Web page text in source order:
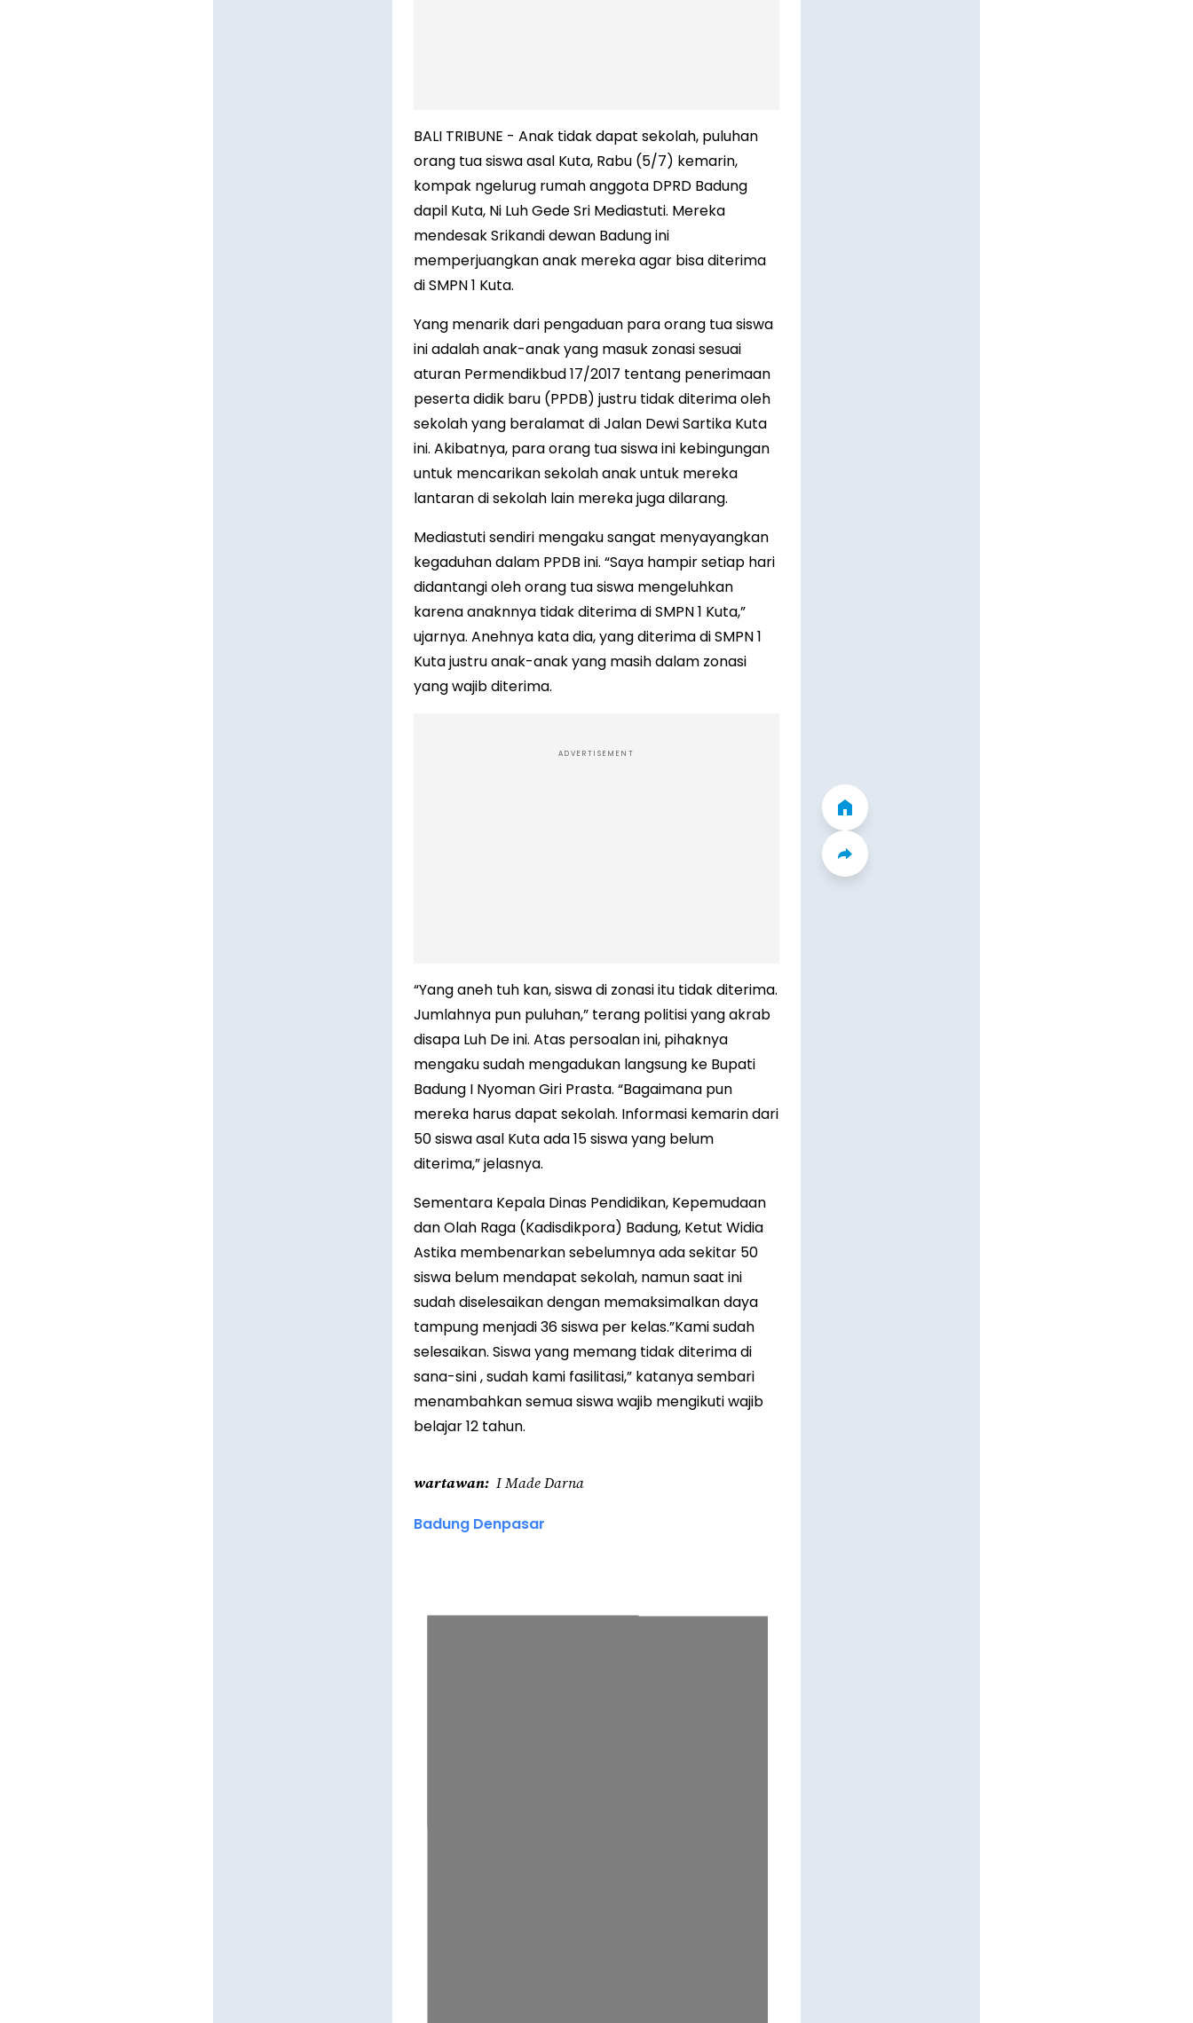
BALI TRIBUNE - Anak tidak dapat sekolah, puluhan
orang tua siswa asal Kuta, Rabu (5/7) kemarin,
kompak ngelurug rumah anggota DPRD Badung
dapil Kuta, Ni Luh Gede Sri Mediastuti. Mereka
mendesak Srikandi dewan Badung ini
memperjuangkan anak mereka agar bisa diterima
di SMPN 1 Kuta.
Yang menarik dari pengaduan para orang tua siswa
ini adalah anak-anak yang masuk zonasi sesuai
aturan Permendikbud 17/2017 tentang penerimaan
peserta didik baru (PPDB) justru tidak diterima oleh
sekolah yang beralamat di Jalan Dewi Sartika Kuta
ini. Akibatnya, para orang tua siswa ini kebingungan
untuk mencarikan sekolah anak untuk mereka
lantaran di sekolah lain mereka juga dilarang.
Mediastuti sendiri mengaku sangat menyayangkan
kegaduhan dalam PPDB ini. “Saya hampir setiap hari
didantangi oleh orang tua siswa mengeluhkan
karena anaknnya tidak diterima di SMPN 1 Kuta,”
ujarnya. Anehnya kata dia, yang diterima di SMPN 1
Kuta justru anak-anak yang masih dalam zonasi
yang wajib diterima.
ADVERTISEMENT
“Yang aneh tuh kan, siswa di zonasi itu tidak diterima.
Jumlahnya pun puluhan,” terang politisi yang akrab
disapa Luh De ini. Atas persoalan ini, pihaknya
mengaku sudah mengadukan langsung ke Bupati
Badung I Nyoman Giri Prasta. “Bagaimana pun
mereka harus dapat sekolah. Informasi kemarin dari
50 siswa asal Kuta ada 15 siswa yang belum
diterima,” jelasnya.
Sementara Kepala Dinas Pendidikan, Kepemudaan
dan Olah Raga (Kadisdikpora) Badung, Ketut Widia
Astika membenarkan sebelumnya ada sekitar 50
siswa belum mendapat sekolah, namun saat ini
sudah diselesaikan dengan memaksimalkan daya
tampung menjadi 36 siswa per kelas.”Kami sudah
selesaikan. Siswa yang memang tidak diterima di
sana-sini , sudah kami fasilitasi,” katanya sembari
menambahkan semua siswa wajib mengikuti wajib
belajar 12 tahun.
wartawan I Made Darna
Badung Denpasar